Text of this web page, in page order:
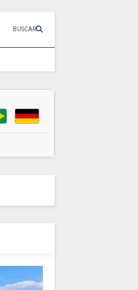
BUSCAR